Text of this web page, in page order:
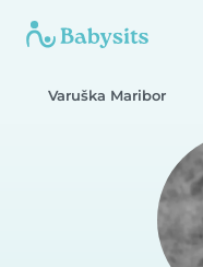
Varuška Maribor